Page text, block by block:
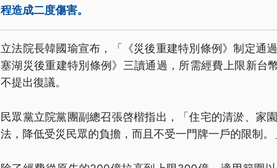
程造成二度傷害。
立法院長韓國瑜宣布，「《災後重建特別條例》制定通
塞湖災後重建特別條例》三讀通過，所需經費上限新台
不提出復議。
民眾黨立院黨團副總召張啓楷指出，「住宅的清淤、家
法，降低受災民眾的負擔，而且不受一門牌一戶的限制。